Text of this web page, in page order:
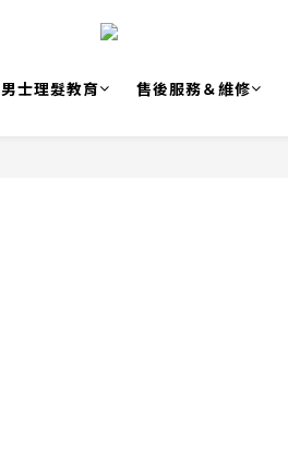
男士理髮教育 售後服務＆維修